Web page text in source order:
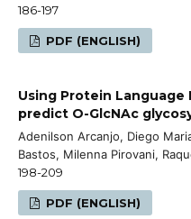
186-197
PDF (ENGLISH)
Using Protein Language
predict O-GlcNAc
Adenilson Arcanjo, Diego
Bastos, Milenna Pirovani,
198-209
PDF (ENGLISH)